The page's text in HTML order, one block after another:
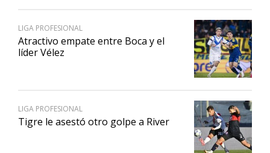
LIGA PROFESIONAL
Atractivo empate entre Boca y el
líder Vélez
LIGA PROFESIONAL
Tigre le asestó otro golpe a River